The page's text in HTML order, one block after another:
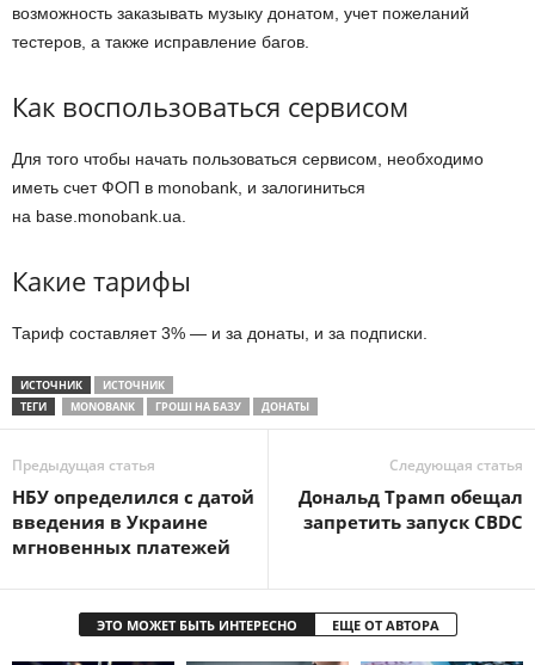
возможность заказывать музыку донатом, учет пожеланий
тестеров, а также исправление багов.
Как воспользоваться сервисом
Для того чтобы начать пользоваться сервисом, необходимо
иметь счет ФОП в monobank, и залогиниться
на base.monobank.ua.
Какие тарифы
Тариф составляет 3% — и за донаты, и за подписки.
ИСТОЧНИК
ИСТОЧНИК
ТЕГИ
MONOBANK ГРОШІ НА БАЗУ ДОНАТЫ
Предыдущая статья
НБУ определился с датой
введения в Украине
мгновенных платежей
Следующая статья
Дональд Трамп обещал
запретить запуск CBDC
ЭТО МОЖЕТ БЫТЬ ИНТЕРЕСНО ЕЩЕ ОТ АВТОРА